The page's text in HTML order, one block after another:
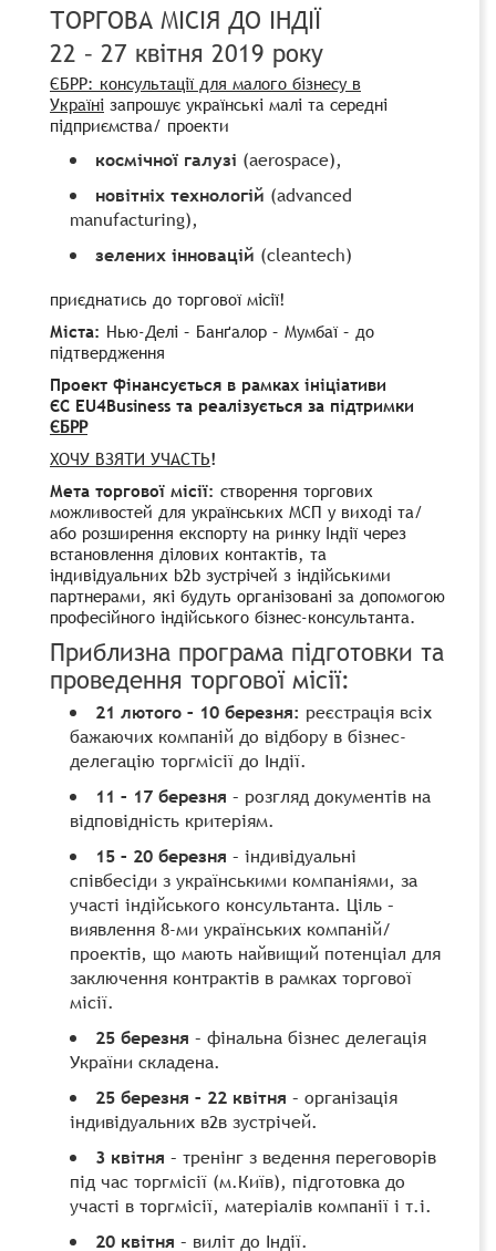
ТОРГОВА МІСІЯ ДО ІНДІЇ
22 – 27 квітня 2019 року
ЄБРР: консультації для малого бізнесу в
Україні запрошує українські малі та середні
підприємства/ проекти
космічної галузі (aerospace),
новітніх технологій (advanced
manufacturing),
зелених інновацій (cleantech)
приєднатись до торгової місії!
Міста: Нью-Делі – Банґалор – Мумбаї – до
підтвердження
Проект фінансується в рамках ініціативи
ЄС EU4Business та реалізується за підтримки
ЄБРР
ХОЧУ ВЗЯТИ УЧАСТЬ!
Мета торгової місії: створення торгових
можливостей для українських МСП у виході та/
або розширення експорту на ринку Індії через
встановлення ділових контактів, та
індивідуальних b2b зустрічей з індійськими
партнерами, які будуть організовані за допомогою
професійного індійського бізнес-консультанта.
Приблизна програма підготовки та
проведення торгової місії:
21 лютого – 10 березня: реєстрація всіх
бажаючих компаній до відбору в бізнес-
делегацію торгмісії до Індії.
11 – 17 березня – розгляд документів на
відповідність критеріям.
15 – 20 березня – індивідуальні
співбесіди з українськими компаніями, за
участі індійського консультанта. Ціль –
виявлення 8-ми українських компаній/
проектів, що мають найвищий потенціал для
заключення контрактів в рамках торгової
місії.
25 березня – фінальна бізнес делегація
України складена.
25 березня – 22 квітня – організація
індивідуальних в2в зустрічей.
3 квітня – тренінг з ведення переговорів
під час торгмісії (м.Київ), підготовка до
участі в торгмісії, матеріалів компанії і т.і.
20 квітня – виліт до Індії.